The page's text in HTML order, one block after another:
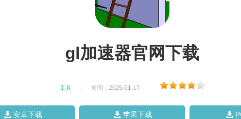
gl加速器官网下载
工具 时间：2025-01-17
安卓下载 苹果下载